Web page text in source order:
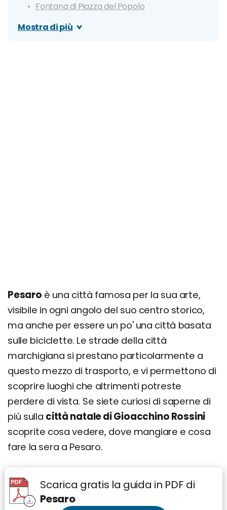
Fontana di Piazza del Popolo
Baia Flaminia
Mostra di più
Pesaro è una città famosa per la sua arte,
visibile in ogni angolo del suo centro storico,
ma anche per essere un po' una città basata
sulle biciclette. Le strade della città
marchigiana si prestano particolarmente a
questo mezzo di trasporto, e vi permettono di
scoprire luoghi che altrimenti potreste
perdere di vista. Se siete curiosi di saperne di
più sulla città natale di Gioacchino Rossini
scoprite cosa vedere, dove mangiare e cosa
fare la sera a Pesaro.
Scarica gratis la guida in PDF di
Pesaro